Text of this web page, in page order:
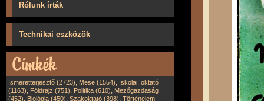
Rólunk írták
Technikai eszközök
Ismeretterjesztő (2723), Mese (1554), Iskolai, oktató
(1163), Földrajz (751), Politika (610), Mezőgazdaság
(452), Biológia (450), Szakoktató (398), Történelem